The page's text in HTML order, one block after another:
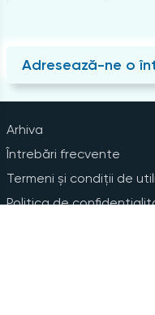
Adresează-ne o
Arhiva
Întrebări frecvente
Termeni și condiții de
Politica de